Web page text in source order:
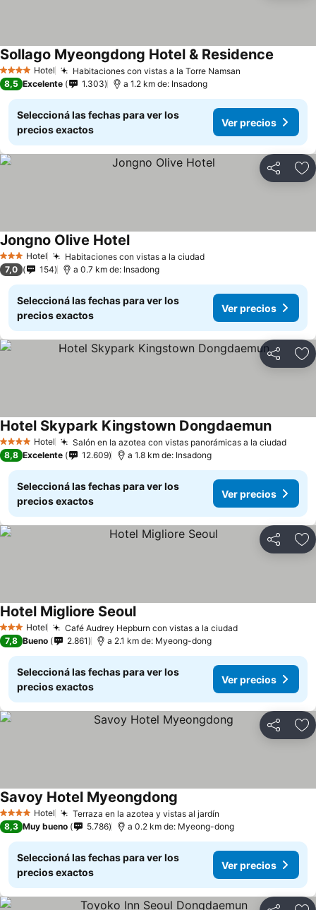
4 EstrellasHotel Habitaciones con vistas a la Torre Namsan
Sollago Myeongdong Hotel & Residence
8,5 Excelente 1.303 a 1.2 km de: Insadong
Seleccioná las fechas para ver los
precios exactos
Ver precios
Compartir
3 Estrellas
Hotel Habitaciones con vistas a la ciudad
Jongno Olive Hotel
7,0 154 a 0.7 km de: Insadong
Seleccioná las fechas para ver los
precios exactos
Ver precios
Compartir
4 EstrellasHotel Salón en la azotea con vistas panorámicas a la ciudad
Hotel Skypark Kingstown Dongdaemun
8,8 Excelente 12.609 a 1.8 km de: Insadong
Seleccioná las fechas para ver los
precios exactos
Ver precios
Compartir
3 Estrellas
Hotel Café Audrey Hepburn con vistas a la ciudad
Hotel Migliore Seoul
7,8 Bueno 2.861 a 2.1 km de: Myeong-dong
Seleccioná las fechas para ver los
precios exactos
Ver precios
Compartir
4 EstrellasHotel Terraza en la azotea y vistas al jardín
Savoy Hotel Myeongdong
8,3 Muy bueno 5.786 a 0.2 km de: Myeong-dong
Seleccioná las fechas para ver los
precios exactos
Ver precios